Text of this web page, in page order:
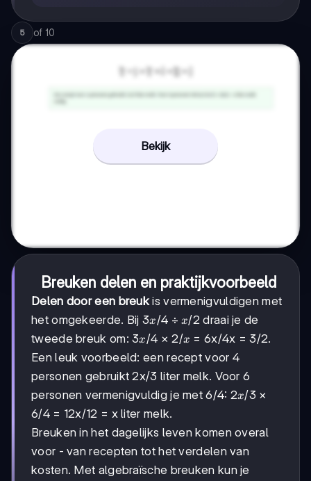
5 of 10
Bekijk
Breuken delen en praktijkvoorbeeld
Delen door een breukis vermenigvuldigen met
het omgekeerde. Bij3x/4
3x/4 ÷x/2
x/2 draai je de
tweede breuk om:3x/4
3x/4 ×2/x
2/x = 6x/4x = 3/2.
Een leuk voorbeeld: een recept voor 4
personen gebruikt 2x/3 liter melk. Voor 6
personen vermenigvuldig je met 6/4: 2x/3
2x/3 ×
6/4
6/4= 12x/12 = x liter melk.
Breuken in het dagelijks leven komen overal
voor - van recepten tot het verdelen van
kosten. Met algebraïsche breuken kun je